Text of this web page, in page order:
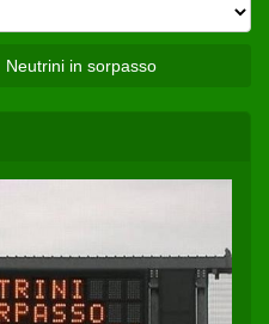
Neutrini in sorpasso